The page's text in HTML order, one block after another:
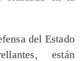
del Estado
están